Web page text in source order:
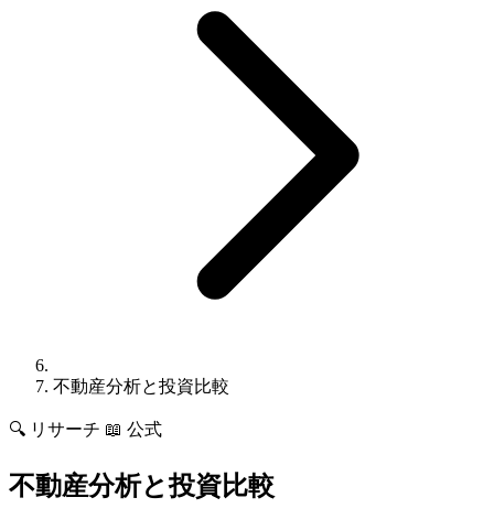
不動産分析と投資比較
🔍 リサーチ 📖 公式
不動産分析と投資比較